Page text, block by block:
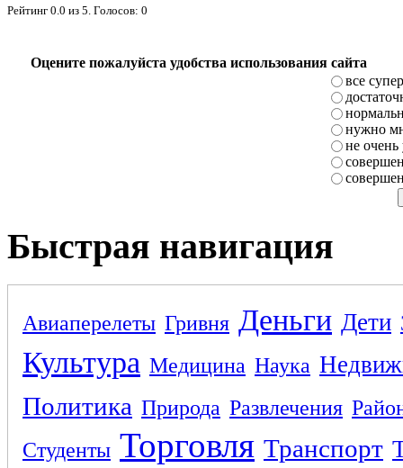
Рейтинг 0.0 из 5. Голосов: 0
Оцените пожалуйста удобства использования сайта
все супер
нужно
не очень
Быстрая навигация
Авиаперелеты Гривня Деньги Дети
Культура Медицина Наука
Политика Природа Развлечения
Студенты Торговля Транспорт